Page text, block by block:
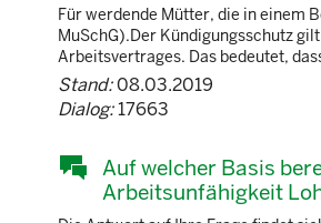
Für werdende Mütter, die in einem
MuSchG).Der Kündigungsschutz
Arbeitsvertrages. Das bedeutet,
Stand:08.03.2019
Dialog:17663
Auf welcher Basis
Arbeitsunfähigkeit